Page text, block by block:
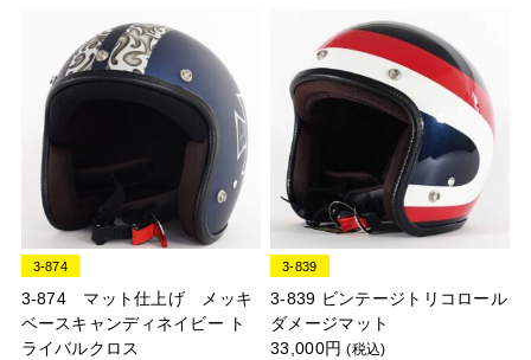
3-874
3-874 マット仕上げ メッキ
ベースキャンディネイビー ト
ライバルクロス
3-839
3-839 ビンテージトリコロール
ダメージマット
33,000円(税込)